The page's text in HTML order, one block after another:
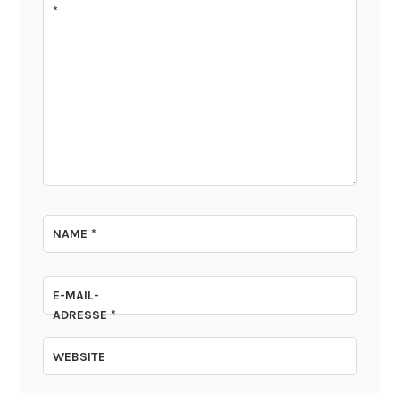
*
NAME*
E-MAIL-
ADRESSE*
WEBSITE